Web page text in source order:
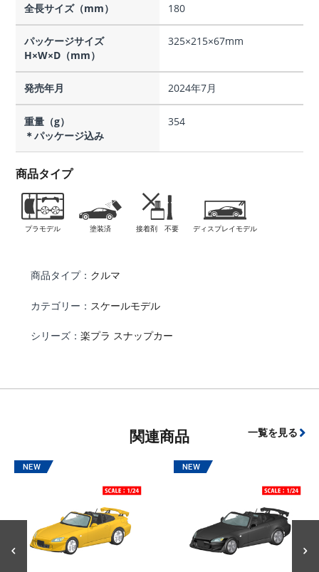
全長サイズ（mm） 180
パッケージサイズ
H×W×D（mm）
325×215×67mm
発売年月 2024年7月
重量（g）
＊パッケージ込み
354
商品タイプ
プラモデル 塗装済 接着剤 不要 ディスプレイモデル
商品タイプ： クルマ
カテゴリー： スケールモデル
シリーズ： 楽プラ スナップカー
関連商品 一覧を見る